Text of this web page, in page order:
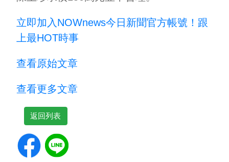
立即加入NOWnews今⽇新聞官⽅帳號！跟
上最HOT時事
查看原始文章
查看更多文章
返回列表